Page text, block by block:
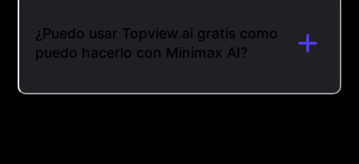
¿Puedo usar Topview.ai gratis como
puedo hacerlo con Minimax AI?